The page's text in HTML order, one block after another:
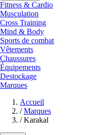
Fitness & Cardio
Musculation
Cross Training
Mind & Body
Sports de combat
Vêtements
Chaussures
Équipements
Destockage
Marques
Accueil
/ Marques
/ Karakal